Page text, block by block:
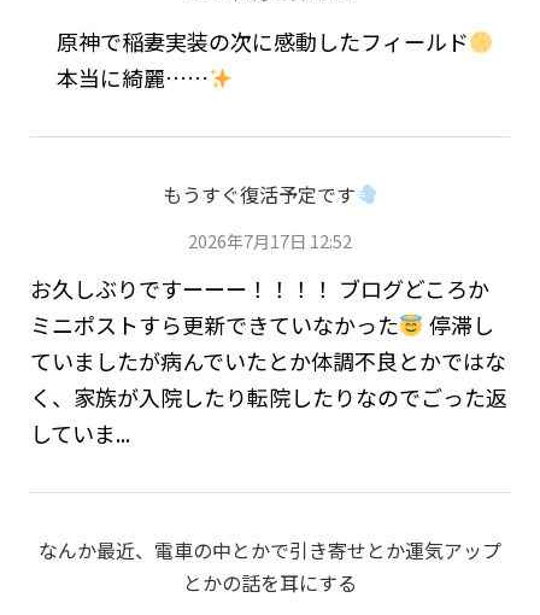
原神で稲妻実装の次に感動したフィールド
本当に綺麗……
もうすぐ復活予定です
2026年7月17日 12:52
お久しぶりですーーー！！！！ ブログどころか
ミニポストすら更新できていなかった
停滞し
ていましたが病んでいたとか体調不良とかではな
く、家族が入院したり転院したりなのでごった返
していま...
なんか最近、電車の中とかで引き寄せとか運気アップ
とかの話を耳にする